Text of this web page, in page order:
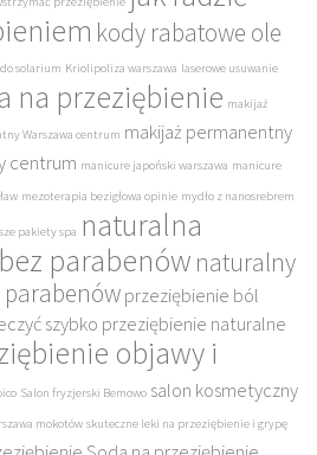
kody rabatowe ole
solarium Kriolipoliza warszawa laserowe usuwanie
na przeziębienie makijaż
Warszawa centrum makijaż permanentny
centrum manicure japoński warszawa manicure
mezoterapia bezigłowa opinie mydło z nanosrebrem
pakiety spa naturalna
parabenów naturalny
parabenówprzeziębienie ból
szybko przeziębienie naturalne
objawy i
Salon fryzjerski Bemowo salon kosmetyczny
mokotów skuteczne leki na przeziębienie i grypę